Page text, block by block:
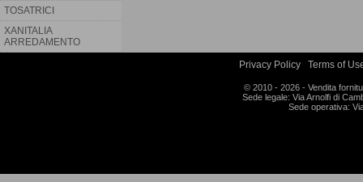
TOSATRICI
XANITALIA
ARREDAMENTO
Privacy Policy| Terms of
© 2010 - 2026 - Vendita
Sede legale: Via Arnolfi di
Sede operativa: